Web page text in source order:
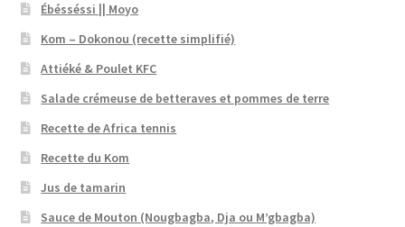
Ébésséssi || Moyo
Kom – Dokonou (recette simplifié)
Attiéké & Poulet KFC
Salade crémeuse de betteraves et pommes de terre
Recette de Africa tennis
Recette du Kom
Jus de tamarin
Sauce de Mouton (Nougbagba, Dja ou M’gbagba)